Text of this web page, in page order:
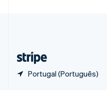
Portugal (Português)